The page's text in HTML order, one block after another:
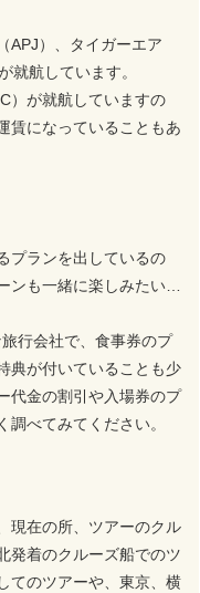
APJ）、タイガーエア
就航しています。
）が就航していますの
賃になっていることもあ
プランを出しているの
ンも一緒に楽しみたい…
行会社で、食事券のプ
典が付いていることも少
代金の割引や入場券のプ
べてみてください。
現在の所、ツアーのクル
発着のクルーズ船でのツ
てのツアーや、東京、横